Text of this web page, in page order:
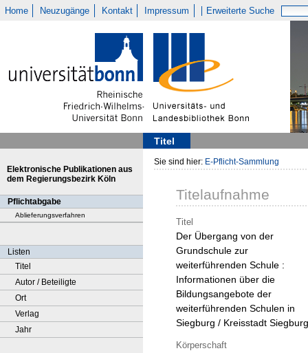
Home Neuzugänge Kontakt Impressum Erweiterte Suche
Titel
Elektronische Publikationen aus
dem Regierungsbezirk Köln
Pflichtabgabe
Ablieferungsverfahren
Listen
Titel
Autor / Beteiligte
Ort
Verlag
Jahr
Sie sind hier: E-Pflicht-Sammlung
Titelaufnahme
Titel
Der Übergang von der
Grundschule zur
weiterführenden Schule :
Informationen über die
Bildungsangebote der
weiterführenden Schulen in
Siegburg / Kreisstadt Siegburg
Körperschaft